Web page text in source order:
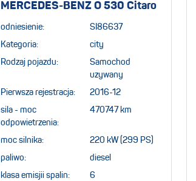
MERCEDES-BENZ O 530 Citaro
odniesienie: SI86637
Kategoria: city
Rodzaj pojazdu:
Samochod
uzywany
Pierwsza rejestracja: 2016-12
sila - moc
odpowietrzenia:
470747 km
moc silnika: 220 kW (299 PS)
paliwo: diesel
klasa emisjii spalin: 6